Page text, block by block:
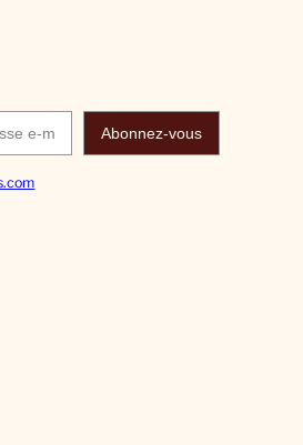
Abonnez-vous